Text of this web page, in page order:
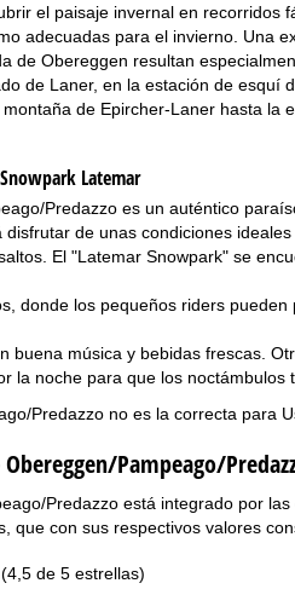
el paisaje invernal en recorridos
adecuadas para el invierno. Una
de Obereggen resultan
de Laner, en la estación de esquí
de Epircher-Laner hasta la
Snowpark Latemar
Predazzo es un auténtico
de unas condiciones
El "Latemar Snowpark" se
donde los pequeños riders pueden
buena música y bebidas frescas.
la noche para que los noctámbulos
Predazzo no es la correcta para
Pampeago/
Predazzo está integrado por
con sus respectivos valores
(4,5 de 5 estrellas)